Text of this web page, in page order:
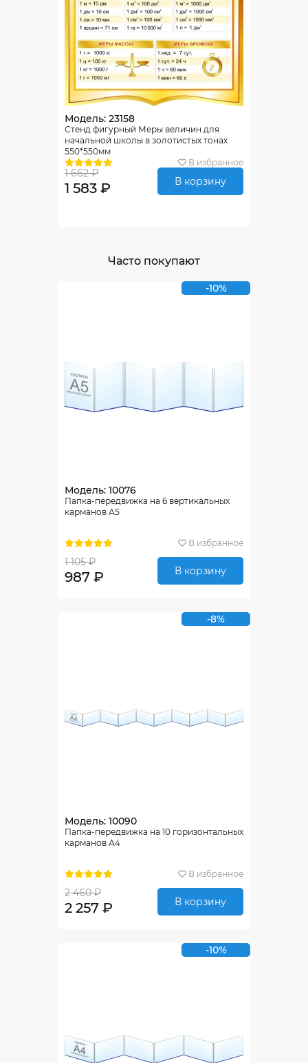
Модель: 23158
Стенд фигурный Меры величин для
начальной школы в золотистых тонах
550*550мм
В избранное
1 662 ₽
1 583 ₽ В корзину
Часто покупают
-10%
Модель: 10076
Папка-передвижка на 6 вертикальных
карманов А5
В избранное
1 105 ₽
987 ₽ В корзину
-8%
Модель: 10090
Папка-передвижка на 10 горизонтальных
карманов А4
В избранное
2 460 ₽
2 257 ₽ В корзину
-10%